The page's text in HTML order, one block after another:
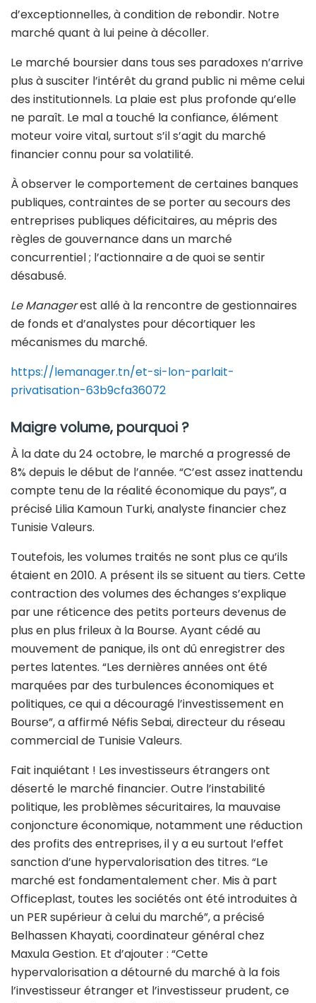
d’exceptionnelles, à condition de rebondir. Notre
marché quant à lui peine à décoller.
Le marché boursier dans tous ses paradoxes n’arrive
plus à susciter l’intérêt du grand public ni même celui
des institutionnels. La plaie est plus profonde qu’elle
ne paraît. Le mal a touché la confiance, élément
moteur voire vital, surtout s’il s’agit du marché
financier connu pour sa volatilité.
À observer le comportement de certaines banques
publiques, contraintes de se porter au secours des
entreprises publiques déficitaires, au mépris des
règles de gouvernance dans un marché
concurrentiel ; l’actionnaire a de quoi se sentir
désabusé.
Le Managerest allé à la rencontre de gestionnaires
de fonds et d’analystes pour décortiquer les
mécanismes du marché.
https://lemanager.tn/et-si-lon-parlait-
privatisation-63b9cfa36072
Maigre volume, pourquoi ?
À la date du 24 octobre, le marché a progressé de
8% depuis le début de l’année. “C’est assez inattendu
compte tenu de la réalité économique du pays”, a
précisé Lilia Kamoun Turki, analyste financier chez
Tunisie Valeurs.
Toutefois, les volumes traités ne sont plus ce qu’ils
étaient en 2010. A présent ils se situent au tiers. Cette
contraction des volumes des échanges s’explique
par une réticence des petits porteurs devenus de
plus en plus frileux à la Bourse. Ayant cédé au
mouvement de panique, ils ont dû enregistrer des
pertes latentes. “Les dernières années ont été
marquées par des turbulences économiques et
politiques, ce qui a découragé l’investissement en
Bourse”, a affirmé Néfis Sebai, directeur du réseau
commercial de Tunisie Valeurs.
Fait inquiétant ! Les investisseurs étrangers ont
déserté le marché financier. Outre l’instabilité
politique, les problèmes sécuritaires, la mauvaise
conjoncture économique, notamment une réduction
des profits des entreprises, il y a eu surtout l’effet
sanction d’une hypervalorisation des titres. “Le
marché est fondamentalement cher. Mis à part
Officeplast, toutes les sociétés ont été introduites à
un PER supérieur à celui du marché”, a précisé
Belhassen Khayati, coordinateur général chez
Maxula Gestion. Et d’ajouter : “Cette
hypervalorisation a détourné du marché à la fois
l’investisseur étranger et l’investisseur prudent, ce